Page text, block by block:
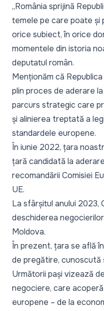
„România sprijină
temele pe care poate și
orice subiect, în orice
momentele din istoria
deputatul român.
Menționăm că
plin proces de aderare
parcurs strategic care
și alinierea treptată a
standardele europene.
În iunie 2022, țara
țară candidată la
recomandării Comisiei
UE.
La sfârșitul anului 2023,
deschiderea
Moldova.
În prezent, țara se află
de pregătire, cunoscută
Următorii pași vizează
negociere, care
europene – de la